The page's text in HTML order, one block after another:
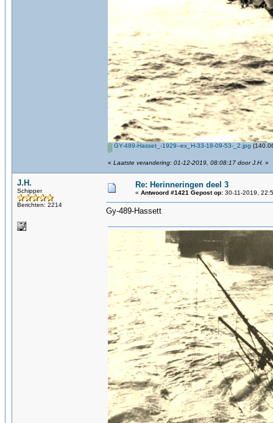
GY-489-Hasset_-1929--ex_H-33-18-09-53-_2.jpg
« Laatste verandering: 01-12-2019, 08:08:17 door J.H. »
J.H.
Schipper
Berichten: 2214
Re: Herinneringen deel 3
« Antwoord #1421 Gepost op: 30-11-2019,
Gy-489-Hassett